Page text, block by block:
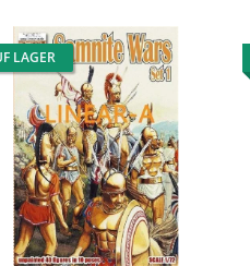
LAGER